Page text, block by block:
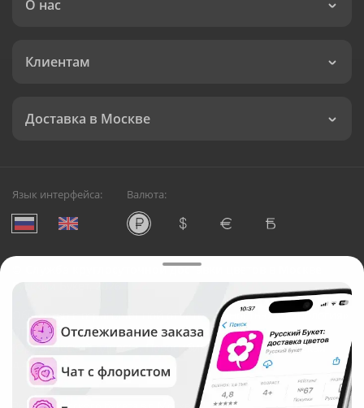
О нас
Клиентам
Доставка в Москве
Язык интерфейса: Валюта:
Служба круглосуточной доставки цветов в Москве
Русский Букет, 2026
Общество с ограниченной ответственностью «Технология»
ОГРН: 1195476081745, ИНН: 5410081997
Юридический адрес: г. Новосибирск, ул. Ипподромская,
д.42, оф. 3